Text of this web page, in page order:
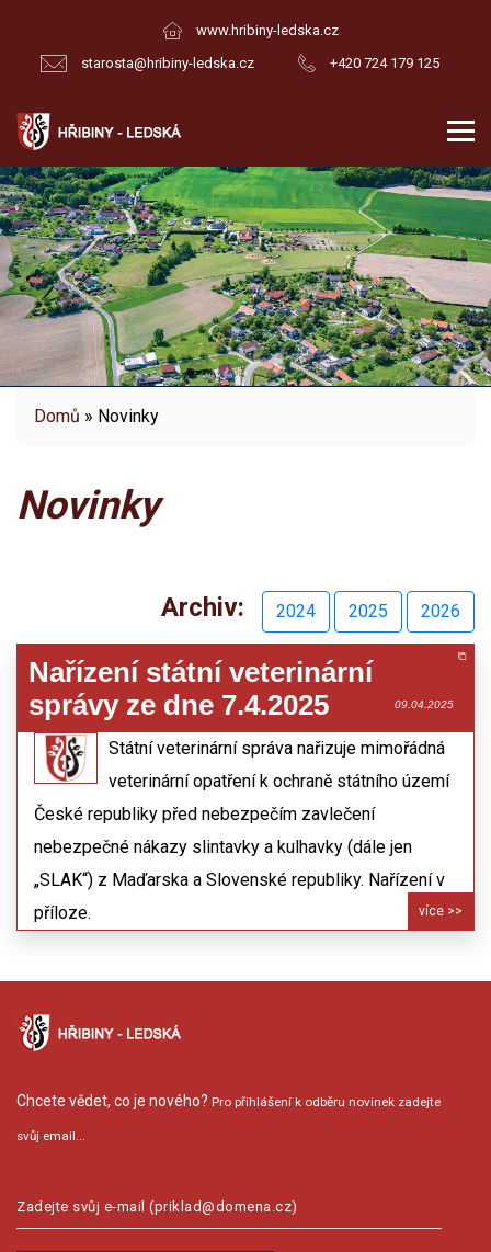
www.hribiny-ledska.cz
starosta@hribiny-ledska.cz
+420 724 179 125
Domů » Novinky
Novinky
Archiv: 2024 2025 2026
Nařízení státní veterinární
správy ze dne 7.4.2025
09.04.2025
Státní veterinární správa nařizuje mimořádná
veterinární opatření k ochraně státního území
České republiky před nebezpečím zavlečení
nebezpečné nákazy slintavky a kulhavky (dále jen
„SLAK“) z Maďarska a Slovenské republiky. Nařízení v
příloze.
více >>
Chcete vědet, co je nového? Pro přihlášení k odběru novinek zadejte
svůj email...